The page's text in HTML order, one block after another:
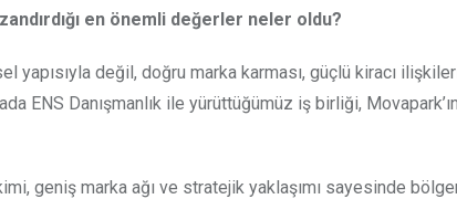
en önemli değerler neler oldu?
yapısıyla değil, doğru marka karması, güçlü kiracı
ENS Danışmanlık ile yürüttüğümüz iş birliği,
geniş marka ağı ve stratejik yaklaşımı sayesinde